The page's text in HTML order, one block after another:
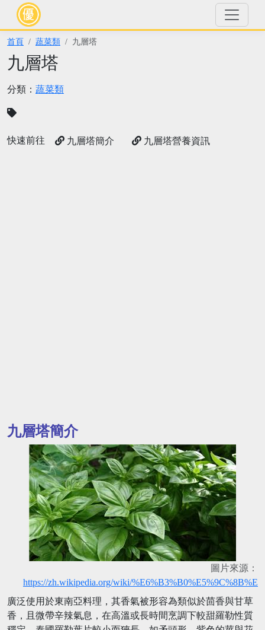
首頁 蔬菜類 九層塔
九層塔
分類： 蔬菜類
快速前往 九層塔簡介 九層塔營養資訊
九層塔簡介
圖片來源：
https://zh.wikipedia.org/wiki/%E6%B3%B0%E5%9C%8B%E
廣泛使用於東南亞料理，其香氣被形容為類似於茴香與甘草
香，且微帶辛辣氣息，在高溫或長時間烹調下較甜羅勒性質